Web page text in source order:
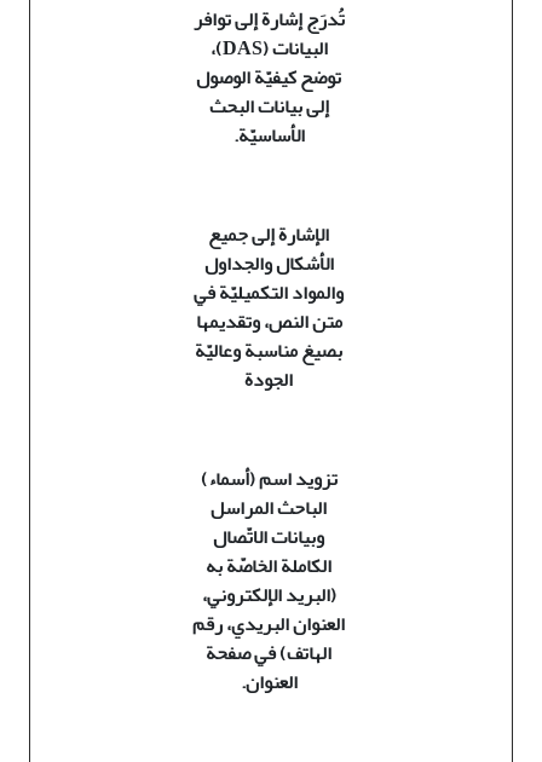
تُدرَج إشارة إلى توافر
البيانات(DAS)
،
توضح كيفيّة الوصول
إلى بيانات البحث
الأساسيّة.
الإشارة إلى جميع
الأشكال والجداول
والمواد التكميليّة في
متن النص، وتقديمها
بصيغ مناسبة وعاليّة
الجودة
تزويد اسم (أسماء)
الباحث المراسل
وبيانات الاتّصال
الكاملة الخاصّة به
(البريد الإلكتروني،
العنوان البريدي، رقم
الهاتف) في صفحة
العنوان.